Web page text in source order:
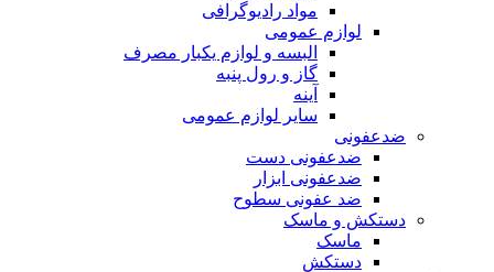
مواد رادیوگرافی
لوازم عمومی
البسه و لوازم یکبار مصرف
گاز و رول پنبه
آینه
سایر لوازم عمومی
ضدعفونی
ضدعفونی دست
ضدعفونی ابزار
ضد عفونی سطوح
دستکش و ماسک
ماسک
دستکش